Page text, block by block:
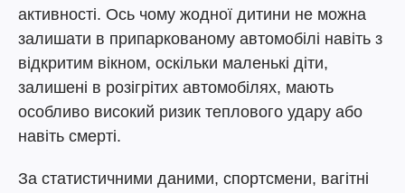
активності. Ось чому жодної дитини не можна
залишати в припаркованому автомобілі навіть з
відкритим вікном, оскільки маленькі діти,
залишені в розігрітих автомобілях, мають
особливо високий ризик теплового удару або
навіть смерті.
За статистичними даними, спортсмени, вагітні